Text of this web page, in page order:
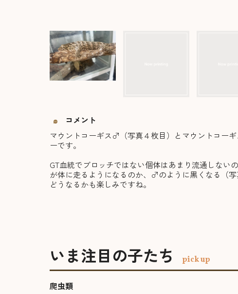
コメント
マウントコーギス♂（写真４枚目）とマウントコー
ーです。
GT血統でブロッチではない個体はあまり流通しな
が体に走るようになるのか、♂のように黒くなる（
どうなるかも楽しみですね。
いま注目の子たち pick up
爬虫類